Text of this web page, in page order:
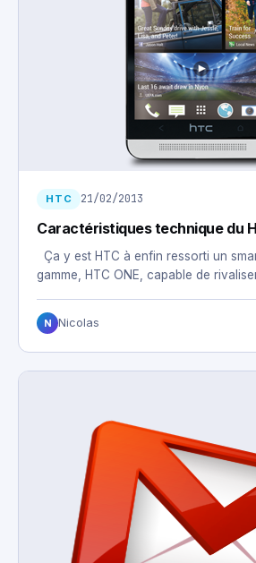
HTC 21/02/2013
Caractéristiques technique du
Ça y est HTC à enfin ressorti un
gamme, HTC ONE, capable de
N Nicolas